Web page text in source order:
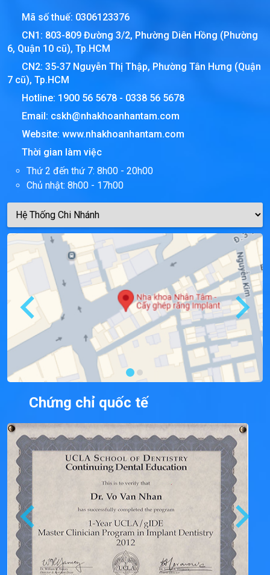
Mã số thuế: 0306123376
CN1: 803-809 Đường 3/2, Phường Diên Hồng (Phường
6, Quận 10 cũ), Tp.HCM
CN2: 35-37 Nguyễn Thị Thập, Phường Tân Hưng (Quận
7 cũ), Tp.HCM
Hotline: 1900 56 5678 - 0338 56 5678
Email: cskh@nhakhoanhantam.com
Website: www.nhakhoanhantam.com
Thời gian làm việc
Thứ 2 đến thứ 7: 8h00 - 20h00
Chủ nhật: 8h00 - 17h00
Chứng chỉ quốc tế